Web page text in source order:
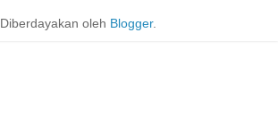
Diberdayakan oleh Blogger.